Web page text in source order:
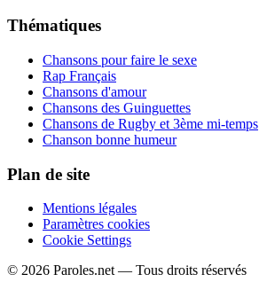
Thématiques
Chansons pour faire le sexe
Rap Français
Chansons d'amour
Chansons des Guinguettes
Chansons de Rugby et 3ème mi-temps
Chanson bonne humeur
Plan de site
Mentions légales
Paramètres cookies
Cookie Settings
© 2026 Paroles.net — Tous droits réservés